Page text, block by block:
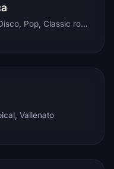
Dance, Rock, R'n'b, Disco, Pop, Classic rock, Techno, Reggae
Vallenato